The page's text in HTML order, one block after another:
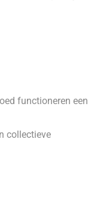
functioneren een
collectieve